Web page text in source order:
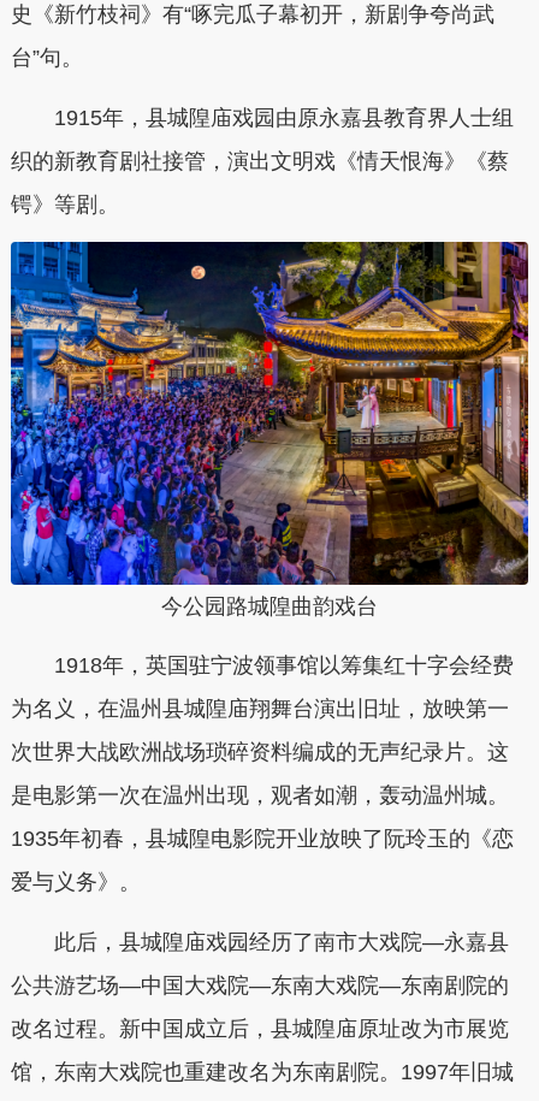
史《新竹枝祠》有“啄完瓜子幕初开，新剧争夸尚武
台”句。
1915年，县城隍庙戏园由原永嘉县教育界人士组
织的新教育剧社接管，演出文明戏《情天恨海》《蔡
锷》等剧。
今公园路城隍曲韵戏台
1918年，英国驻宁波领事馆以筹集红十字会经费
为名义，在温州县城隍庙翔舞台演出旧址，放映第一
次世界大战欧洲战场琐碎资料编成的无声纪录片。这
是电影第一次在温州出现，观者如潮，轰动温州城。
1935年初春，县城隍电影院开业放映了阮玲玉的《恋
爱与义务》。
此后，县城隍庙戏园经历了南市大戏院—永嘉县
公共游艺场—中国大戏院—东南大戏院—东南剧院的
改名过程。新中国成立后，县城隍庙原址改为市展览
馆，东南大戏院也重建改名为东南剧院。1997年旧城